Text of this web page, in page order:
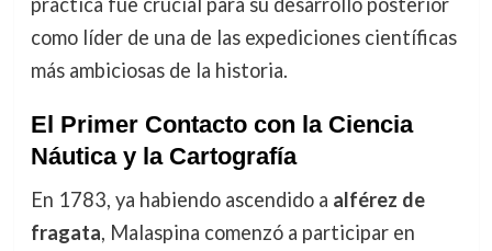
como líder de una de las expediciones científicas
más ambiciosas de la historia.
El Primer Contacto con la Ciencia
Náutica y la Cartografía
En 1783, ya habiendo ascendido a alférez de
fragata, Malaspina comenzó a participar en